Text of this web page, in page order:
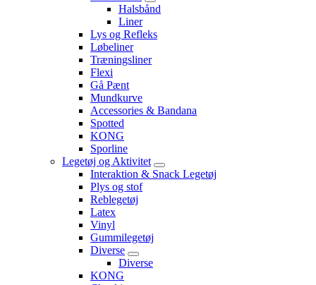
Halsbånd
Liner
Lys og Refleks
Løbeliner
Træningsliner
Flexi
Gå Pænt
Mundkurve
Accessories & Bandana
Spotted
KONG
Sporline
Legetøj og Aktivitet
Interaktion & Snack Legetøj
Plys og stof
Reblegetøj
Latex
Vinyl
Gummilegetøj
Diverse
Diverse
KONG